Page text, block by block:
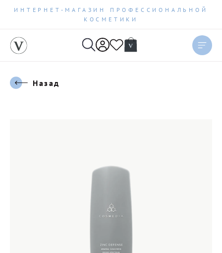
ИНТЕРНЕТ-МАГАЗИН ПРОФЕССИОНАЛЬНОЙ
КОСМЕТИКИ
Назад